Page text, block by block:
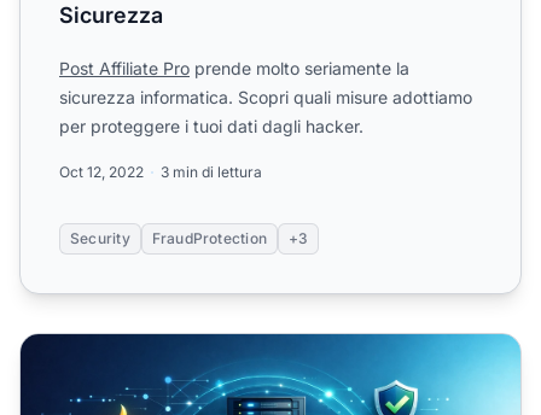
Sicurezza
Post Affiliate Pro prende molto seriamente la
sicurezza informatica. Scopri quali misure adottiamo
per proteggere i tuoi dati dagli hacker.
Oct 12, 2022 3 min di lettura
Security FraudProtection +3
Cosa Dovrei Cercare in un Web Host Sicuro: Guida alle